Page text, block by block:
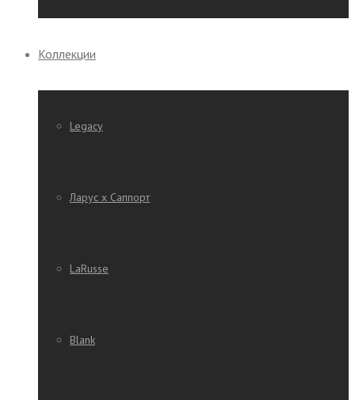
Коллекции
Legacy
Ларус х Саппорт
LaRusse
Blank